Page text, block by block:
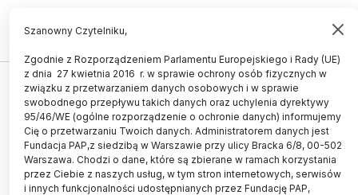
EN
ŚWIAT
Trzeci lek na alzheimera
20.07.2023
aktualizacja: 20.07.2023
3 minuty czytania
Szanowny Czytelniku,
Zgodnie z Rozporządzeniem Parlamentu Europejskiego i Rady (UE)
z dnia 27 kwietnia 2016 r. w sprawie ochrony osób fizycznych w
związku z przetwarzaniem danych osobowych i w sprawie
swobodnego przepływu takich danych oraz uchylenia dyrektywy
95/46/WE (ogólne rozporządzenie o ochronie danych) informujemy
Cię o przetwarzaniu Twoich danych. Administratorem danych jest
Fundacja PAP,z siedzibą w Warszawie przy ulicy Bracka 6/8, 00-502
Warszawa. Chodzi o dane, które są zbierane w ramach korzystania
przez Ciebie z naszych usług, w tym stron internetowych, serwisów
i innych funkcjonalności udostępnianych przez Fundację PAP,